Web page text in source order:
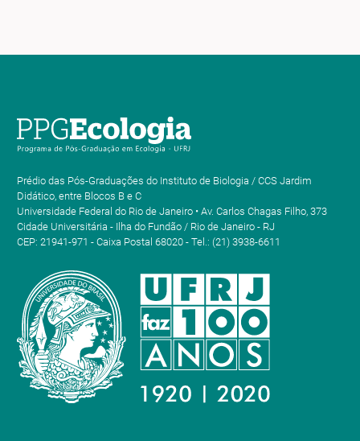
Prédio das Pós-Graduações do Instituto de Biologia / CCS Jardim
Didático, entre Blocos B e C
Universidade Federal do Rio de Janeiro • Av. Carlos Chagas Filho, 373
Cidade Universitária - Ilha do Fundão / Rio de Janeiro - RJ
CEP: 21941-971 - Caixa Postal 68020 - Tel.: (21) 3938-6611